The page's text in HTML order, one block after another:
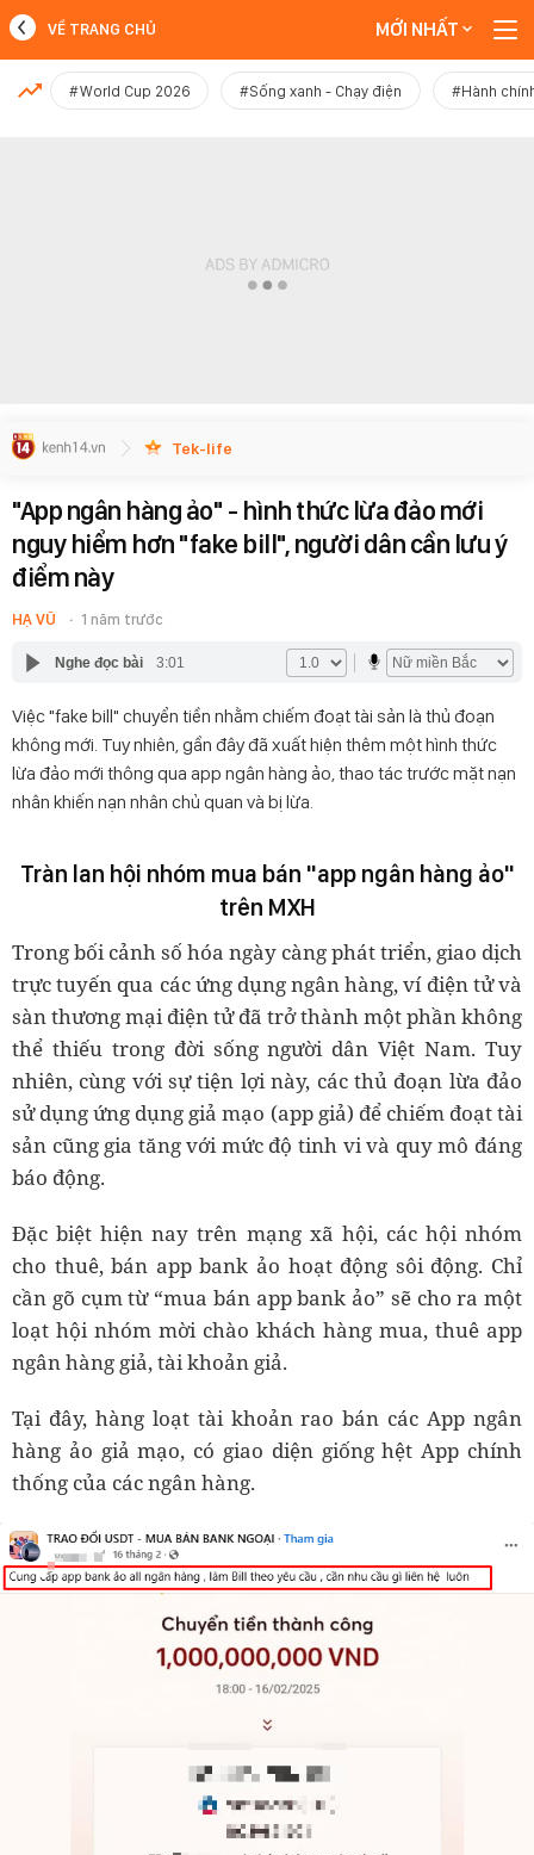
MỚI NHẤT
VỀ TRANG CHỦ MỚI NHẤT
#World Cup 2026 #Sống xanh - Chạy điện #Hành
Tek-life
"App ngân hàng ảo" - hình thức lừa đảo mới
nguy hiểm hơn "fake bill", người dân cần lưu ý
điểm này
HẠ VŨ 1 năm trước
Nghe đọc bài 3:01
Việc "fake bill" chuyển tiền nhằm chiếm đoạt tài sản là thủ đoạn
không mới. Tuy nhiên, gần đây đã xuất hiện thêm một hình thức
lừa đảo mới thông qua app ngân hàng ảo, thao tác trước mặt nạn
nhân khiến nạn nhân chủ quan và bị lừa.
Tràn lan hội nhóm mua bán "app ngân hàng ảo"
trên MXH
Trong bối cảnh số hóa ngày càng phát triển, giao dịch
trực tuyến qua các ứng dụng ngân hàng, ví điện tử và
sàn thương mại điện tử đã trở thành một phần không
thể thiếu trong đời sống người dân Việt Nam. Tuy
nhiên, cùng với sự tiện lợi này, các thủ đoạn lừa đảo
sử dụng ứng dụng giả mạo (app giả) để chiếm đoạt tài
sản cũng gia tăng với mức độ tinh vi và quy mô đáng
báo động.
Đặc biệt hiện nay trên mạng xã hội, các hội nhóm
cho thuê, bán app bank ảo hoạt động sôi động. Chỉ
cần gõ cụm từ “mua bán app bank ảo” sẽ cho ra một
loạt hội nhóm mời chào khách hàng mua, thuê app
ngân hàng giả, tài khoản giả.
Tại đây, hàng loạt tài khoản rao bán các App ngân
hàng ảo giả mạo, có giao diện giống hệt App chính
thống của các ngân hàng.